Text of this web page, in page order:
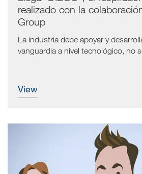
realizado con la
Group
La industria debe apoyar y
vanguardia a nivel tecnológico, no
view